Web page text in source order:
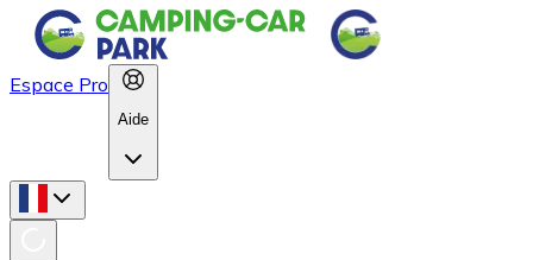
Espace Pro
Aide